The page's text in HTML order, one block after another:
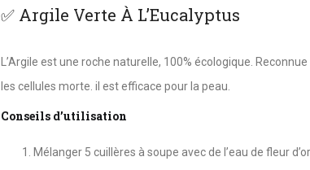
✅ Argile Verte À L’Eucalyptus
L’Argile est une roche naturelle, 100% écologique.
les cellules morte. il est efficace pour la peau.
Conseils d’utilisation
Mélanger 5 cuillères à soupe avec de l’eau de fleur